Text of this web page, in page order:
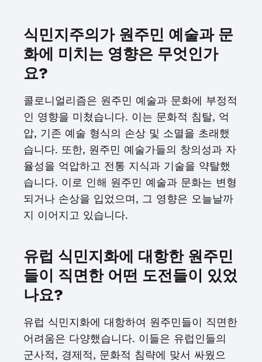
식민지주의가 원주민 예술과 문
화에 미치는 영향은 무엇인가
요?
콜로니얼리즘은 원주민 예술과 문화에 부정적
인 영향을 미쳤습니다. 이는 문화적 침탈, 억
압, 기존 예술 형식의 손상 및 소멸을 초래했
습니다. 또한, 원주민 예술가들의 창의성과 자
율성을 억압하고 전통 지식과 기술을 약탈했
습니다. 이로 인해 원주민 예술과 문화는 변형
되거나 손상을 입었으며, 그 영향은 오늘날까
지 이어지고 있습니다.
유럽 식민지화에 대항한 원주민
들이 직면한 어떤 도전들이 있었
나요?
유럽 식민지화에 대항하여 원주민들이 직면한
어려움은 다양했습니다. 이들은 유럽인들의
군사적, 경제적, 문화적 침략에 맞서 싸웠으